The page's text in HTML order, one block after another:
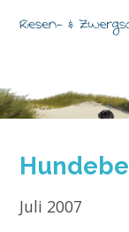
Juli 2007